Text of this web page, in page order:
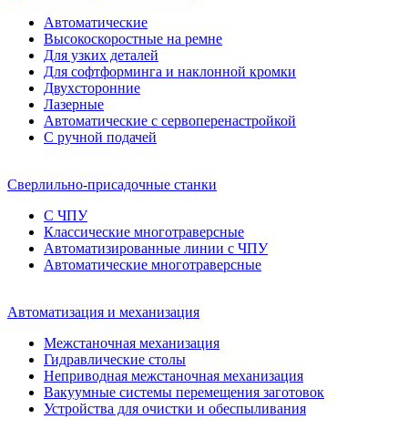
Автоматические
Высокоскоростные на ремне
Для узких деталей
Для софтформинга и наклонной кромки
Двухсторонние
Лазерные
Автоматические с сервоперенастройкой
С ручной подачей
Сверлильно-присадочные станки
С ЧПУ
Классические многотраверсные
Автоматизированные линии с ЧПУ
Автоматические многотраверсные
Автоматизация и механизация
Межстаночная механизация
Гидравлические столы
Неприводная межстаночная механизация
Вакуумные системы перемещения заготовок
Устройства для очистки и обеспыливания